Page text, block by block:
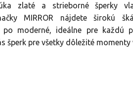
zlaté a strieborné šperky
MIRROR nájdete širokú
po moderné, ideálne pre každú
šperk pre všetky dôležité